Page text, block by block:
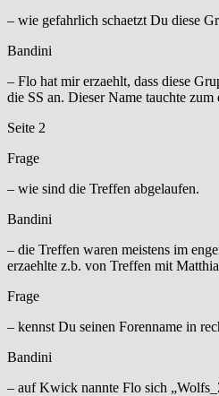
– wie gefahrlich schaetzt Du diese
Bandini
– Flo hat mir erzaehlt, dass diese
die SS an. Dieser Name tauchte
Seite 2
Frage
– wie sind die Treffen abgelaufen.
Bandini
– die Treffen waren meistens im
erzaehlte z.b. von Treffen mit
Frage
– kennst Du seinen Forenname in
Bandini
– auf Kwick nannte Flo sich